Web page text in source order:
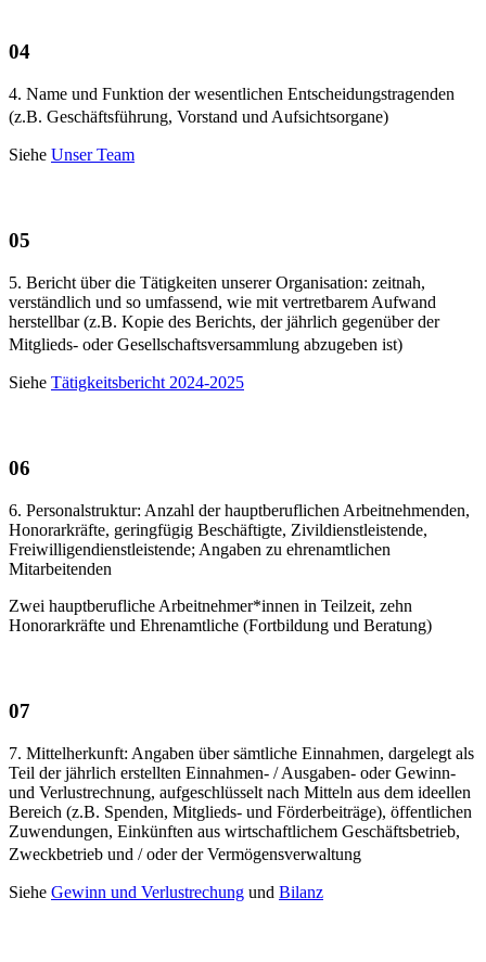
04
4. Name und Funktion der wesentlichen Entscheidungstragenden
(z.B. Geschäftsführung, Vorstand und Aufsichtsorgane)
Siehe Unser Team
05
5. Bericht über die Tätigkeiten unserer Organisation: zeitnah,
verständlich und so umfassend, wie mit vertretbarem Aufwand
herstellbar (z.B. Kopie des Berichts, der jährlich gegenüber der
Mitglieds- oder Gesellschaftsversammlung abzugeben ist)
Siehe Tätigkeitsbericht 2024-2025
06
6. Personalstruktur: Anzahl der hauptberuflichen Arbeitnehmenden,
Honorarkräfte, geringfügig Beschäftigte, Zivildienstleistende,
Freiwilligendienstleistende; Angaben zu ehrenamtlichen
Mitarbeitenden
Zwei hauptberufliche Arbeitnehmer*innen in Teilzeit, zehn
Honorarkräfte und Ehrenamtliche (Fortbildung und Beratung)
07
7. Mittelherkunft: Angaben über sämtliche Einnahmen, dargelegt als
Teil der jährlich erstellten Einnahmen- / Ausgaben- oder Gewinn-
und Verlustrechnung, aufgeschlüsselt nach Mitteln aus dem ideellen
Bereich (z.B. Spenden, Mitglieds- und Förderbeiträge), öffentlichen
Zuwendungen, Einkünften aus wirtschaftlichem Geschäftsbetrieb,
Zweckbetrieb und / oder der Vermögensverwaltung
Siehe Gewinn und Verlustrechung und Bilanz